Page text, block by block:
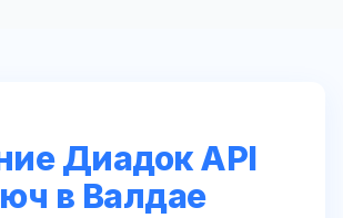
Диадок API
в Валдае